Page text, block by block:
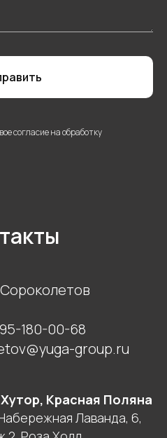
согласие на обработку
180-00-68
group.ru
Красная Поляна
Лаванда, 6,